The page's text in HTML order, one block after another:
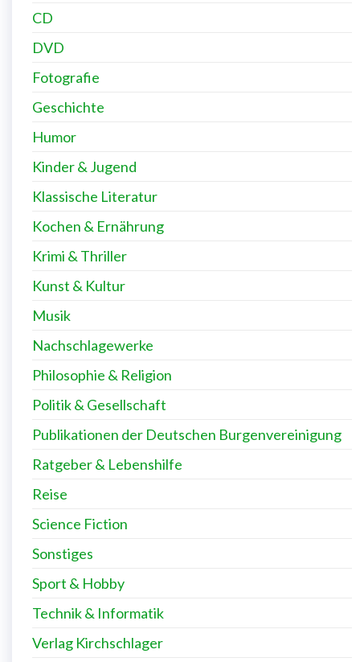
CD
DVD
Fotografie
Geschichte
Humor
Kinder & Jugend
Klassische Literatur
Kochen & Ernährung
Krimi & Thriller
Kunst & Kultur
Musik
Nachschlagewerke
Philosophie & Religion
Politik & Gesellschaft
Publikationen der Deutschen Burgenvereinigung
Ratgeber & Lebenshilfe
Reise
Science Fiction
Sonstiges
Sport & Hobby
Technik & Informatik
Verlag Kirchschlager